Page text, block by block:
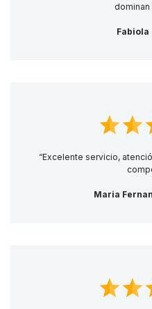
dominan
Fabiola
“Excelente servicio,
Maria